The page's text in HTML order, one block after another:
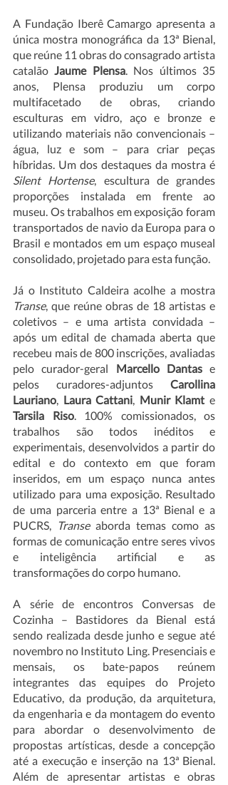
A Fundação Iberê Camargo apresenta a
única mostra monográfica da 13ª Bienal,
que reúne 11 obras do consagrado artista
catalão Jaume Plensa. Nos últimos 35
anos, Plensa produziu um corpo
multifacetado de obras, criando
esculturas em vidro, aço e bronze e
utilizando materiais não convencionais –
água, luz e som – para criar peças
Silent Hortense, escultura de grandes
proporções instalada em frente ao
museu. Os trabalhos em exposição foram
transportados de navio da Europa para o
Brasil e montados em um espaço museal
consolidado, projetado para esta função.
Transe, que reúne obras de 18 artistas e
coletivos – e uma artista convidada –
após um edital de chamada aberta que
recebeu mais de 800 inscrições, avaliadas
pelo curador-geral Marcello Dantas e
pelos curadores-adjuntos Carollina
Lauriano, Laura Cattani, Munir Klamt
Tarsila Riso. 100% comissionados, os
trabalhos são todos inéditos e
experimentais, desenvolvidos a partir do
edital e do contexto em que foram
inseridos, em um espaço nunca antes
utilizado para uma exposição. Resultado
de uma parceria entre a 13ª Bienal e a
PUCRS, Transe aborda temas como as
formas de comunicação entre seres vivos
e inteligência artificial e as
transformações do corpo humano.
A série de encontros Conversas de
Cozinha – Bastidores da Bienal está
sendo realizada desde junho e segue até
novembro no Instituto Ling. Presenciais e
mensais, os bate-papos reúnem
integrantes das equipes do Projeto
Educativo, da produção, da arquitetura,
da engenharia e da montagem do evento
para abordar o desenvolvimento de
propostas artísticas, desde a concepção
até a execução e inserção na 13ª Bienal.
Além de apresentar artistas e obras